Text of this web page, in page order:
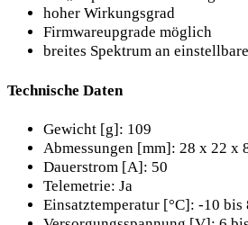
hoher Wirkungsgrad
Firmwareupgrade möglich
breites Spektrum an
Technische Daten
Gewicht [g]: 109
Abmessungen [mm]: 28 x 22 x
Dauerstrom [A]: 50
Telemetrie: Ja
Einsatztemperatur [°C]: -10 bis